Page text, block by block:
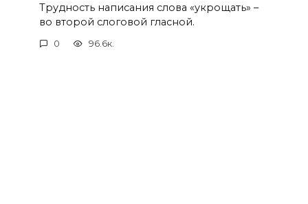
Трудность написания слова «укрощать» –
во второй слоговой гласной.
0 96.6к.